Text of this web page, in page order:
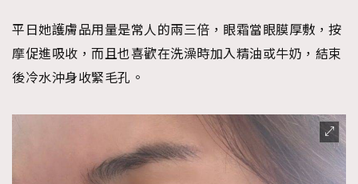
平日她護膚品用量是常人的兩三倍，眼霜當眼膜厚敷，按
摩促進吸收，而且也喜歡在洗澡時加入精油或牛奶，結束
後冷水沖身收緊毛孔。